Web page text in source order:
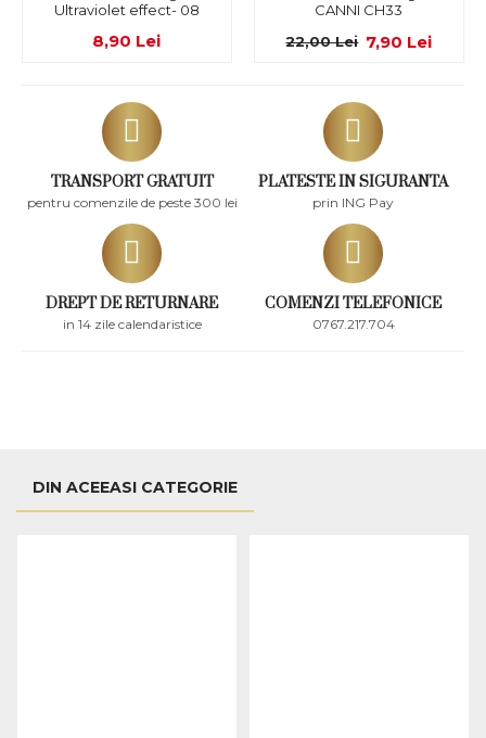
TRANSPORT GRATUIT
pentru comenzile de peste 300 lei
PLATESTE IN SIGURANTA
prin ING Pay
DREPT DE RETURNARE
in 14 zile calendaristice
COMENZI TELEFONICE
0767.217.704
Ultraviolet effect- 08
8,90 Lei
CANNI CH33
7,90 Lei
22,00 Lei
DIN ACEEASI CATEGORIE